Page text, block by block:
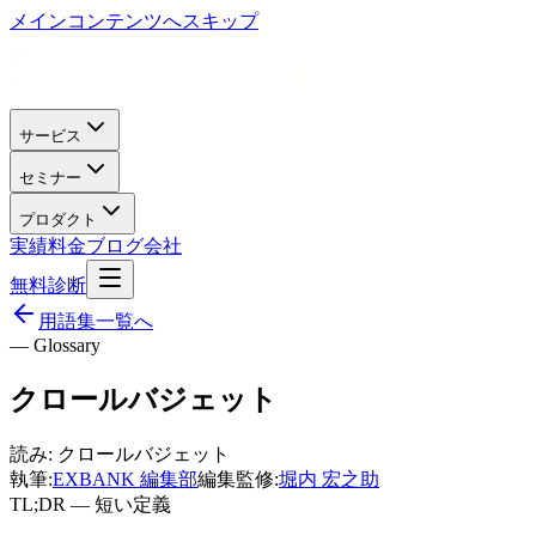
メインコンテンツへスキップ
サービス
セミナー
プロダクト
実績料金ブログ会社
無料診断
用語集一覧へ
— Glossary
クロールバジェット
読み: クロールバジェット
執筆:EXBANK 編集部編集監修:堀内 宏之助
TL;DR — 短い定義